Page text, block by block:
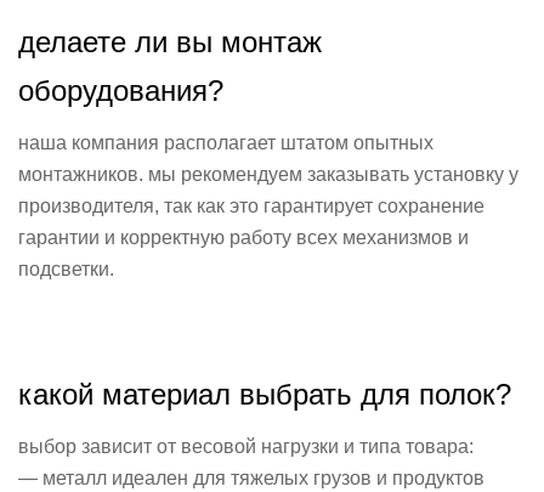
делаете ли вы монтаж
оборудования?
наша компания располагает штатом опытных
монтажников. мы рекомендуем заказывать установку у
производителя, так как это гарантирует сохранение
гарантии и корректную работу всех механизмов и
подсветки.
какой материал выбрать для полок?
выбор зависит от весовой нагрузки и типа товара:
— металл идеален для тяжелых грузов и продуктов